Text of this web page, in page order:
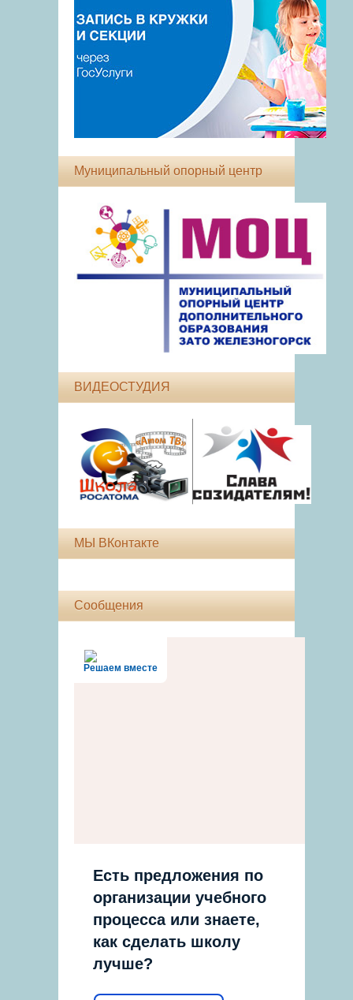
Муниципальный опорный центр
ВИДЕОСТУДИЯ
МЫ ВКонтакте
Сообщения
Решаем вместе
Есть предложения по
организации учебного
процесса или знаете,
как сделать школу
лучше?